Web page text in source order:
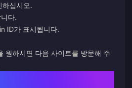
하십시오.
다.
ID가 표시됩니다.
원하시면 다음 사이트를 방문해 주